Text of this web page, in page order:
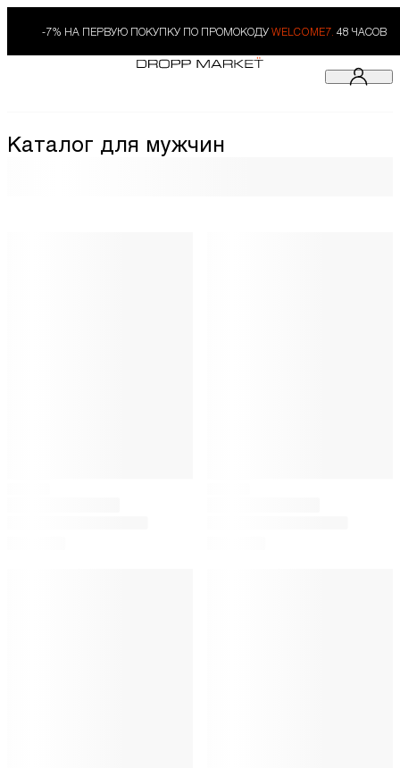
-7% НА ПЕРВУЮ ПОКУПКУ ПО ПРОМОКОДУ WELCOME7. 48 ЧАСОВ
Каталог для мужчин